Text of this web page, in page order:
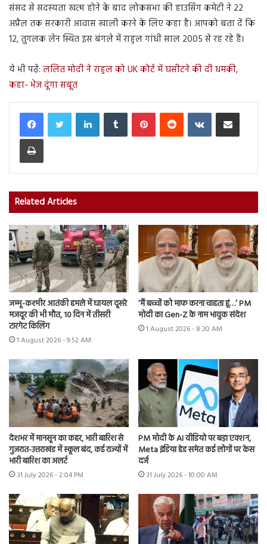
संसद से सदस्यता खत्म होने के बाद लोकसभा की हाउसिंग कमेटी ने 22
अप्रैल तक सरकारी आवास खाली करने के लिए कहा है। आपको बता दें कि
12, तुगलक लेन स्थित इस बंगले में राहुल गांधी साल 2005 से रह रहे हैं।
ये भी पढ़ें: ललित मोदी ने राहुल को UK कोर्ट में घसीटने की दी धमकी,
कहा- भेज दूंगा सबूत
LinkedInTumblr PinterestReddit VKontakteShare via Email
Print
Related Articles
जम्मू-कश्मीर आतंकी हमले में घायल दूसरे
मजदूर की भी मौत, 10 दिन में तीसरी
टारगेट किलिंग
1 August 2026 - 9:52 AM
‘मैं बच्चों को माफ करना चाहता हूं…’ PM
मोदी का Gen-Z के नाम भावुक संदेश
1 August 2026 - 8:20 AM
देशभर में मानसून का कहर, भारी बारिश से
गुजरात-उत्तराखंड में स्कूल बंद, कई राज्यों में
भारी बारिश का अलर्ट
31 July 2026 - 2:04 PM
PM मोदी के AI वीडियो पर बड़ा एक्शन,
Meta इंडिया हेड समेत कई लोगों पर केस
दर्ज
31 July 2026 - 10:00 AM